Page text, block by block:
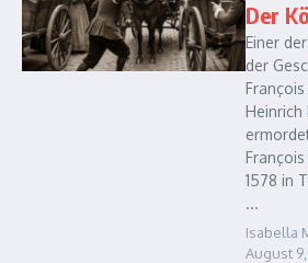
Der
Einer
der
Heinrich
1578 in
...
Isabella
August